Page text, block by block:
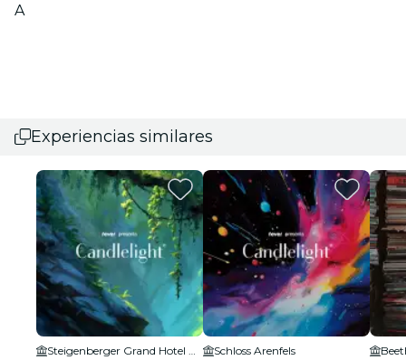
A
Experiencias similares
Schloss Arenfels